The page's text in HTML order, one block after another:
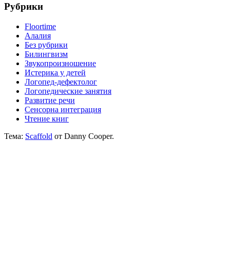
Рубрики
Floortime
Алалия
Без рубрики
Билингвизм
Звукопроизношение
Истерика у детей
Логопед-дефектолог
Логопедические занятия
Развитие речи
Сенсорна интеграция
Чтение книг
Тема: Scaffold от Danny Cooper.